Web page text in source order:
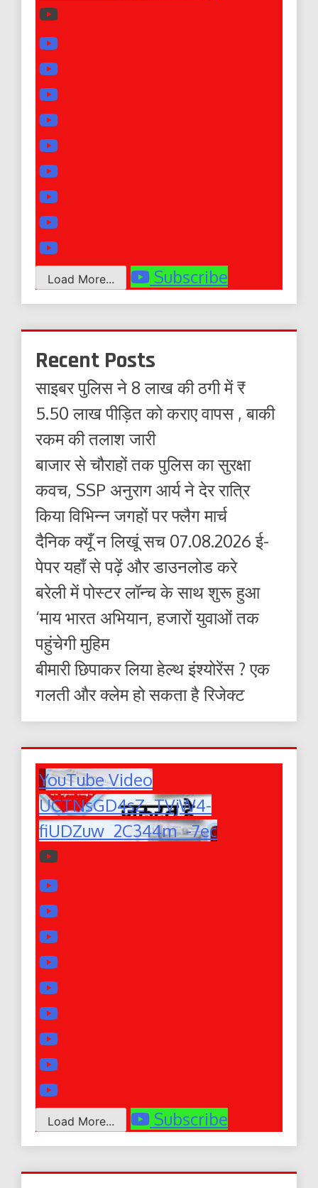
Load More... Subscribe
Recent Posts
साइबर पुलिस ने 8 लाख की ठगी में ₹
5.50 लाख पीड़ित को कराए वापस , बाकी
रकम की तलाश जारी
बाजार से चौराहों तक पुलिस का सुरक्षा
कवच, SSP अनुराग आर्य ने देर रात्रि
किया विभिन्न जगहों पर फ्लैग मार्च
दैनिक क्यूँ न लिखूं सच 07.08.2026 ई-
पेपर यहाँ से पढ़ें और डाउनलोड करे
बरेली में पोस्टर लॉन्च के साथ शुरू हुआ
‘माय भारत अभियान, हजारों युवाओं तक
पहुंचेगी मुहिम
बीमारी छिपाकर लिया हेल्थ इंश्योरेंस ? एक
गलती और क्लेम हो सकता है रिजेक्ट
YouTube Video
UCTNsGD4sZ_TVjW4-
fiUDZuw_2C344m_-7ec
Load More... Subscribe